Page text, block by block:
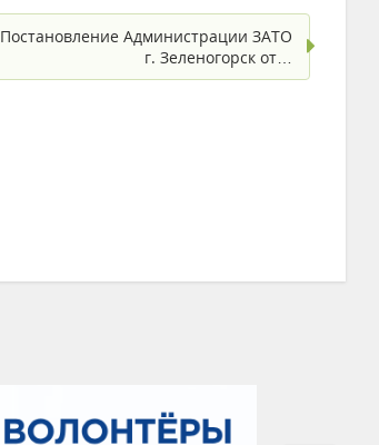
Постановление Администрации ЗАТО
г. Зеленогорск от…